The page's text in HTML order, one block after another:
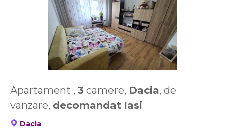
Apartament , 3 camere, Dacia, de
vanzare, decomandat Iasi
Dacia